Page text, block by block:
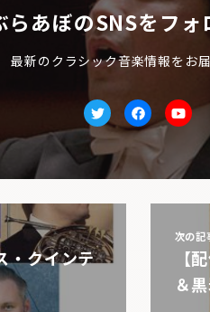
らあぼのSNSをフォ
最新のクラシック音楽情報をお
Twitterfacebook
・クインテ
次の記
【
＆